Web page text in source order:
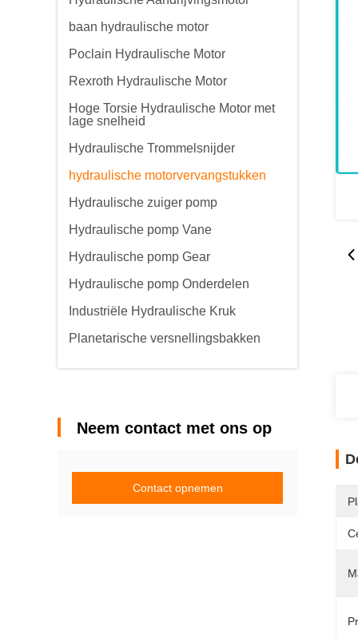
baan hydraulische motor
Poclain Hydraulische Motor
Rexroth Hydraulische Motor
Hoge Torsie Hydraulische Motor met
lage snelheid
Hydraulische Trommelsnijder
hydraulische motorvervangstukken
Hydraulische zuiger pomp
Hydraulische pomp Vane
Hydraulische pomp Gear
Hydraulische pomp Onderdelen
Industriële Hydraulische Kruk
Planetarische versnellingsbakken
Neem contact met ons op
Contact opnemen